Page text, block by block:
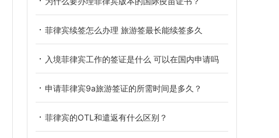
菲律宾续签怎么办理 旅游签最长能续签多久
入境菲律宾工作的签证是什么 可以在国内申请吗
申请菲律宾9a旅游签证的所需时间是多久？
菲律宾的OTL和遣返有什么区别？